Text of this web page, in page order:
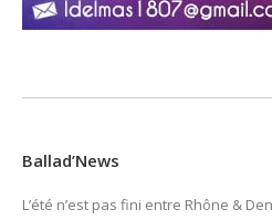
Ballad’News
L’été n’est pas fini entre Rhône &